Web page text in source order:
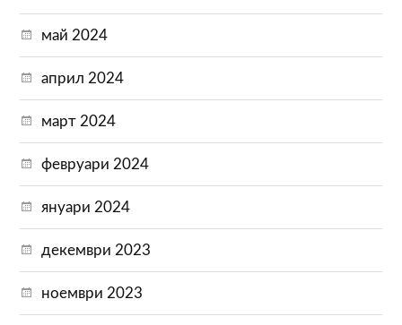
май 2024
април 2024
март 2024
февруари 2024
януари 2024
декември 2023
ноември 2023